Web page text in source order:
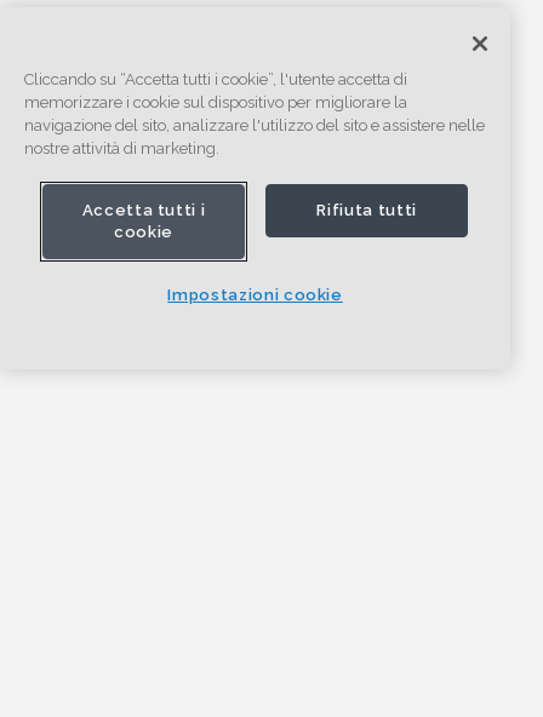
Cliccando su “Accetta tutti i cookie”, l'utente accetta di
memorizzare i cookie sul dispositivo per migliorare la
navigazione del sito, analizzare l'utilizzo del sito e assistere nelle
nostre attività di marketing.
Accetta tutti i
cookie
Rifiuta tutti
Impostazioni cookie